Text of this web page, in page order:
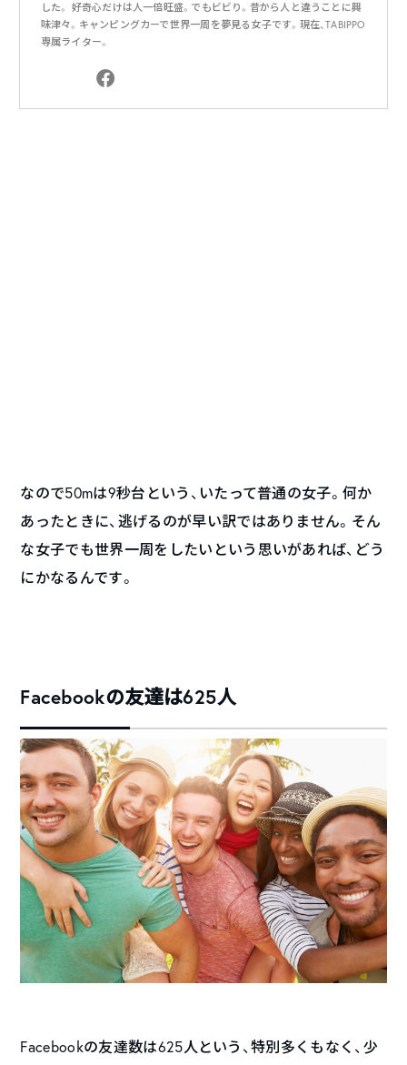
した。 好奇心だけは人一倍旺盛。でもビビり。昔から人と違うことに興
味津々。キャンピングカーで世界一周を夢見る女子です。現在、TABIPPO
専属ライター。
なので50mは9秒台という、いたって普通の女子。何か
あったときに、逃げるのが早い訳ではありません。そん
な女子でも世界一周をしたいという思いがあれば、どう
にかなるんです。
Facebookの友達は625人
Facebookの友達数は625人という、特別多くもなく、少